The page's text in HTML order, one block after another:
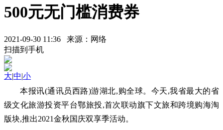
500元无门槛消费券
2021-09-30 11:36 来源：网络
扫描到手机
大|中|小
本报讯(通讯员西路)游湖北,购全球。今天,我省最大的省
级文化旅游投资平台鄂旅投,首次联动旗下文旅和跨境购海淘
版块,推出2021金秋国庆双享季活动。